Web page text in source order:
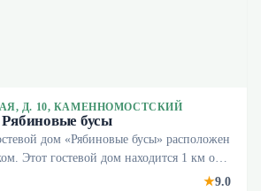
Д. 10, КАМЕННОМОСТСКИЙ
бусы
дом «Рябиновые бусы» расположен
Этот гостевой дом находится 1 км от
★9.0